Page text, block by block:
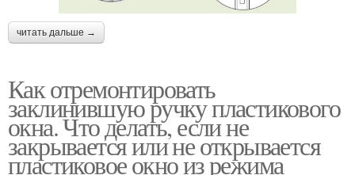
читать дальше →
Как отремонтировать
заклинившую ручку пластикового
окна. Что делать, если не
закрывается или не открывается
пластиковое окно из режима